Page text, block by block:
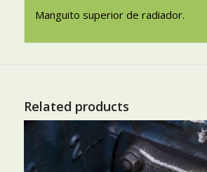
Manguito superior de radiador.
Related products